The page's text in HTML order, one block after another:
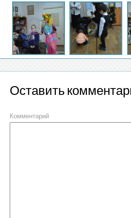
Оставить
Комментарий